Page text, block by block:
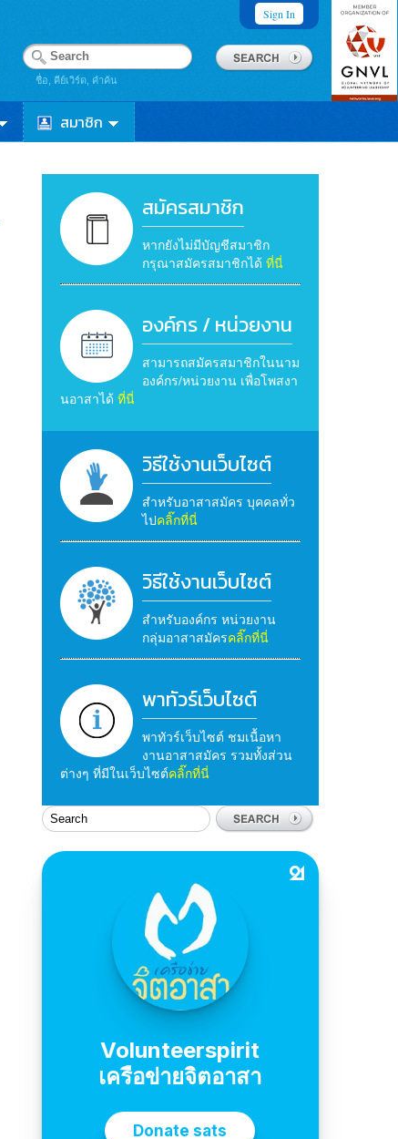
Sign In
ชื่อ, คีย์เวิร์ด, คำค้น
สมาชิก
สมัครสมาชิก
หากยังไม่มีบัญชีสมาชิก
กรุณาสมัครสมาชิกได้ ที่นี่
องค์กร / หน่วยงาน
สามารถสมัครสมาชิกในนาม
องค์กร/หน่วยงาน เพื่อโพสงา
นอาสาได้ ที่นี่
วิธีใช้งานเว็บไซต์
สำหรับอาสาสมัคร บุคคลทั่ว
ไปคลิ๊กที่นี่
วิธีใช้งานเว็บไซต์
สำหรับองค์กร หน่วยงาน
กลุ่มอาสาสมัครคลิ๊กที่นี่
พาทัวร์เว็บไซต์
พาทัวร์เว็บไซต์ ชมเนื้อหา
งานอาสาสมัคร รวมทั้งส่วน
ต่างๆ ที่มีในเว็บไซต์คลิ๊กที่นี่